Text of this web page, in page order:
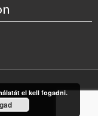
el kell fogadni.